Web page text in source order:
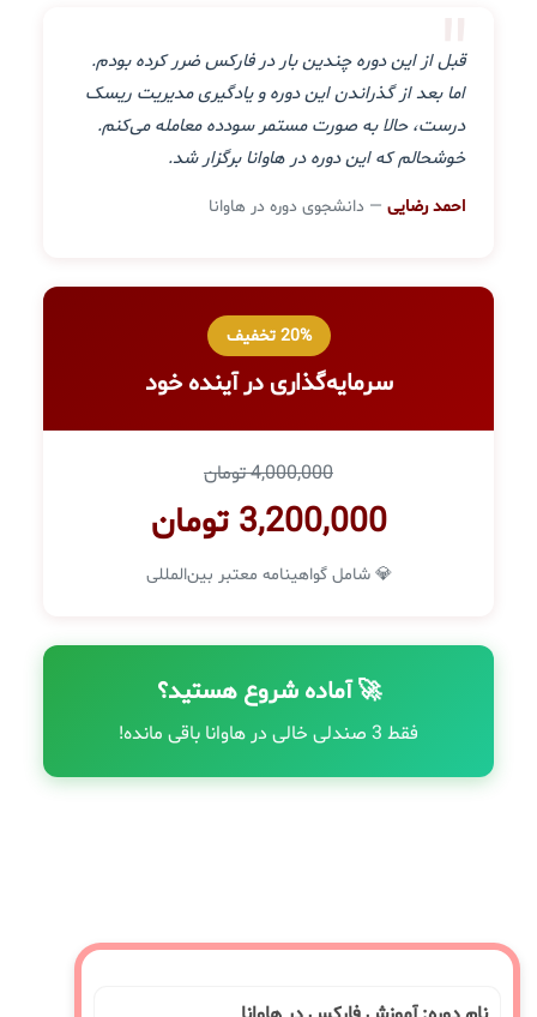
"
قبل از این دوره چندین بار در فارکس ضرر کرده بودم.
اما بعد از گذراندن این دوره و یادگیری مدیریت ریسک
درست، حالا به صورت مستمر سودده معامله می‌کنم.
خوشحالم که این دوره در هاوانا برگزار شد.
احمد رضایی — دانشجوی دوره در هاوانا
20% تخفیف
سرمایه‌گذاری در آینده خود
4,000,000 تومان
3,200,000 تومان
💎 شامل گواهینامه معتبر بین‌المللی
🚀 آماده شروع هستید؟
فقط 3 صندلی خالی در هاوانا باقی مانده!